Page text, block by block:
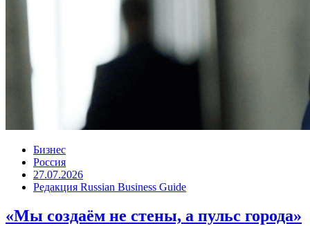
Бизнес
Россия
27.07.2026
Редакция Russian Business Guide
«Мы создаём не стены, а пульс города»